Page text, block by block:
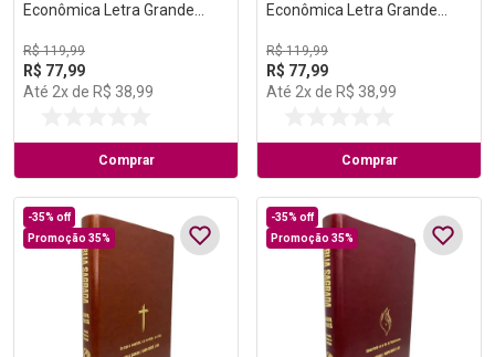
Econômica Letra Grande
R$ 119,99
R$ 77,99
Até 2x de R$ 38,99
Comprar
Econômica Letra Grande
R$ 119,99
R$ 77,99
Até 2x de R$ 38,99
Comprar
-35% off
Promoção 35%
-35% off
Promoção 35%